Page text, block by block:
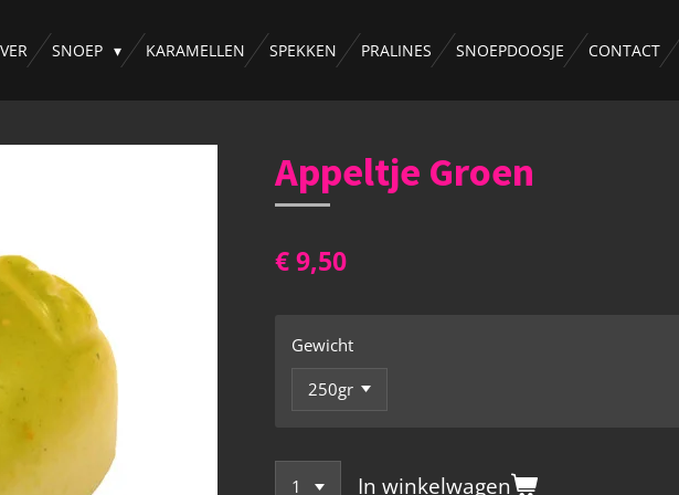
SNOEP KARAMELLEN SPEKKEN PRALINES SNOEPDOOSJE CONTACT
Appeltje Groen
€ 9,50
Gewicht
In winkelwagen